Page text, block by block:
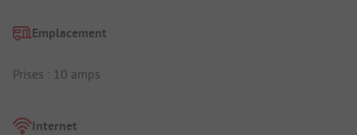
Emplacement
Prises : 10 amps
Internet